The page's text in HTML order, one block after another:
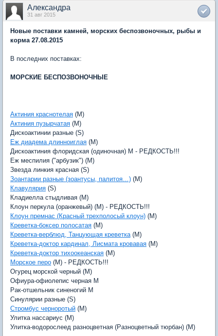
Александра
31 авг 2015
Новые поставки камней, морских беспозвоночных, рыбы и
корма 27.08.2015
В последних поставках:
МОРСКИЕ БЕСПОЗВОНОЧНЫЕ
Актиния краснотелая (M)
Актиния пузырчатая (M)
Дискоактинии разные (S)
Еж диадема длинноиглая (M)
Дискоактиния флоридская (одиночная) M - РЕДКОСТЬ!!!
Еж меспилия ("арбузик") (M)
Звезда линкия красная (S)
Зоантарии разные (зоантусы, палитоя…) (M)
Клавулярия (S)
Кладиелла стыдливая (M)
Клоун перкула (оранжевый) (M) - РЕДКОСТЬ!!!
Клоун премнас (Красный трехполосый клоун) (M)
Креветка-боксер полосатая (M)
Креветка-верблюд, Танцующая креветка(M)
Креветка-доктор кардинал, Лисмата кровавая (M)
Креветка-доктор тихоокеанская (M)
Морское перо (M) - РЕДКОСТЬ!!!
Огурец морской черный (M)
Офиура-офиолепис черная M
Рак-отшельник синеногий M
Синулярии разные (S)
Стромбус черноротый (M)
Улитка нассариус (M)
Улитка-водорослеед разноцветная (Разноцветный тюрбан) (M)